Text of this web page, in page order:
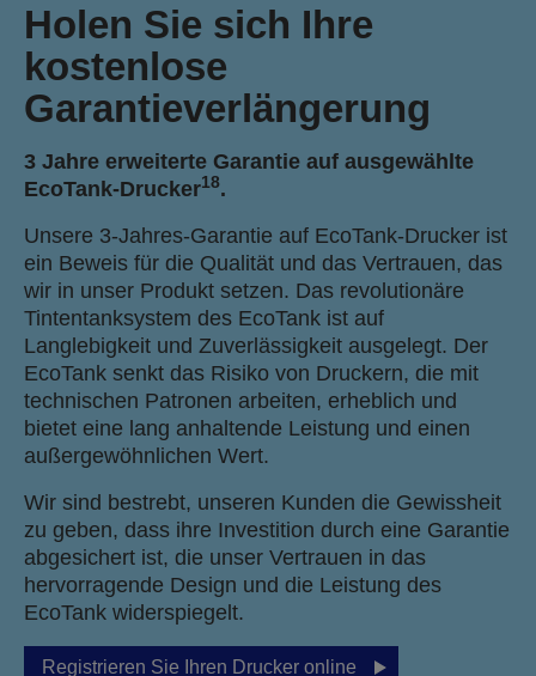
Holen Sie sich Ihre
kostenlose
Garantieverlängerung
3 Jahre erweiterte Garantie auf ausgewählte
EcoTank-Drucker18.
Unsere 3-Jahres-Garantie auf EcoTank-Drucker ist
ein Beweis für die Qualität und das Vertrauen, das
wir in unser Produkt setzen. Das revolutionäre
Tintentanksystem des EcoTank ist auf
Langlebigkeit und Zuverlässigkeit ausgelegt. Der
EcoTank senkt das Risiko von Druckern, die mit
technischen Patronen arbeiten, erheblich und
bietet eine lang anhaltende Leistung und einen
außergewöhnlichen Wert.
Wir sind bestrebt, unseren Kunden die Gewissheit
zu geben, dass ihre Investition durch eine Garantie
abgesichert ist, die unser Vertrauen in das
hervorragende Design und die Leistung des
EcoTank widerspiegelt.
Registrieren Sie Ihren Drucker online